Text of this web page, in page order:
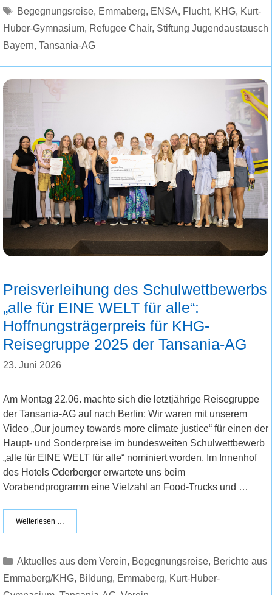
Schlagwörter
Begegnungsreise, Emmaberg, ENSA, Flucht, KHG, Kurt-
Huber-Gymnasium, Refugee Chair, Stiftung Jugendaustausch
Bayern, Tansania-AG
Preisverleihung des Schulwettbewerbs
„alle für EINE WELT für alle“:
Hoffnungsträgerpreis für KHG-
Reisegruppe 2025 der Tansania-AG
23. Juni 2026
Am Montag 22.06. machte sich die letztjährige Reisegruppe
der Tansania-AG auf nach Berlin: Wir waren mit unserem
Video „Our journey towards more climate justice“ für einen der
Haupt- und Sonderpreise im bundesweiten Schulwettbewerb
„alle für EINE WELT für alle“ nominiert worden. Im Innenhof
des Hotels Oderberger erwartete uns beim
Vorabendprogramm eine Vielzahl an Food-Trucks und …
Weiterlesen …
Kategorien
Aktuelles aus dem Verein, Begegnungsreise, Berichte aus
Emmaberg/KHG, Bildung, Emmaberg, Kurt-Huber-